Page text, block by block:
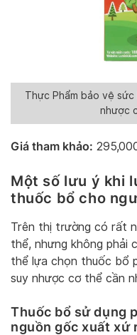
Thực Phẩm bảo vệ sức
nhược
Giá tham khảo:
Một số lưu ý khi
thuốc bổ cho
Trên thị trường có rất
thể, nhưng không phải
thể lựa chọn thuốc bổ
suy nhược cơ thể cần
Thuốc bổ sử dụng
nguồn gốc xuất xứ